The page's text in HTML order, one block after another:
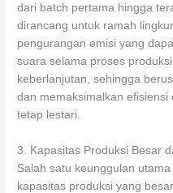
dari batch pertama hingga
dirancang untuk ramah
pengurangan emisi yang
suara selama proses
keberlanjutan, sehingga
dan memaksimalkan
tetap lestari.
3. Kapasitas Produksi Besar
Salah satu keunggulan
kapasitas produksi yang